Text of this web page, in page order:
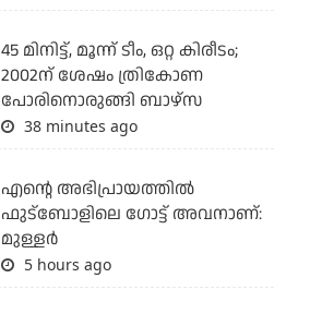
45 മിനിട്ട്, മൂന്ന് ടീം, ഒറ്റ കിരീടം;
2002ന് ശേഷം ത്രികോണ
പോരിനൊരുങ്ങി ബാഴ്‌സ
38 minutes ago
എന്റെ അഭിപ്രായത്തില്‍
ഫുട്‌ബോളിലെ ഗോട്ട് അവനാണ്:
മുള്ളര്‍
5 hours ago